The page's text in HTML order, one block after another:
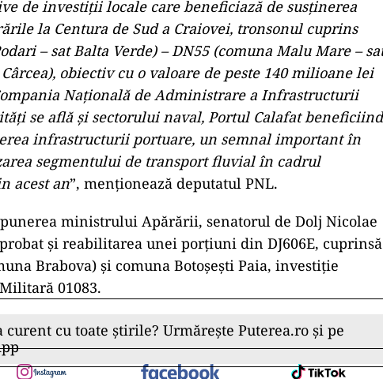
de investiţii locale care beneficiază de susţinerea
la Centura de Sud a Craiovei, tronsonul cuprins
– sat Balta Verde) – DN55 (comuna Malu Mare –
obiectiv cu o valoare de peste 140 milioane lei
Naţională de Administrare a Infrastructurii
se află şi sectorului naval, Portul Calafat beneficiind
infrastructurii portuare, un semnal important în
segmentului de transport fluvial în cadrul
acest an”, menţionează deputatul PNL.
ministrului Apărării, senatorul de Dolj Nicolae
şi reabilitarea unei porţiuni din DJ606E, cuprinsă
Brabova) şi comuna Botoşeşti Paia, investiţie
01083.
cu toate știrile? Urmărește Puterea.ro și pe